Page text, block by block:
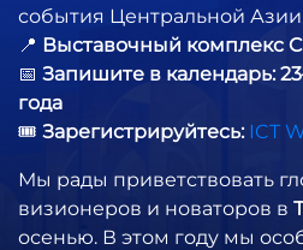
события Центральной
📍 Выставочный комплекс
📅 Запишите в календарь:
года
🎟 Зарегистрируйтесь: ICT
Мы рады приветствовать
визионеров и новаторов в
осенью. В этом году мы